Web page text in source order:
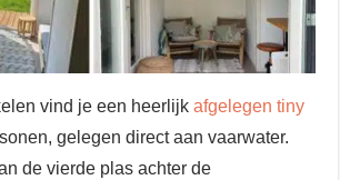
vind je een heerlijkafgelegen tiny
gelegen direct aan vaarwater.
de vierde plas achter de